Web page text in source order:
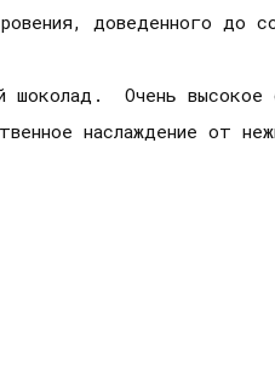
доведенного до
шоколад. Очень высокое
наслаждение от